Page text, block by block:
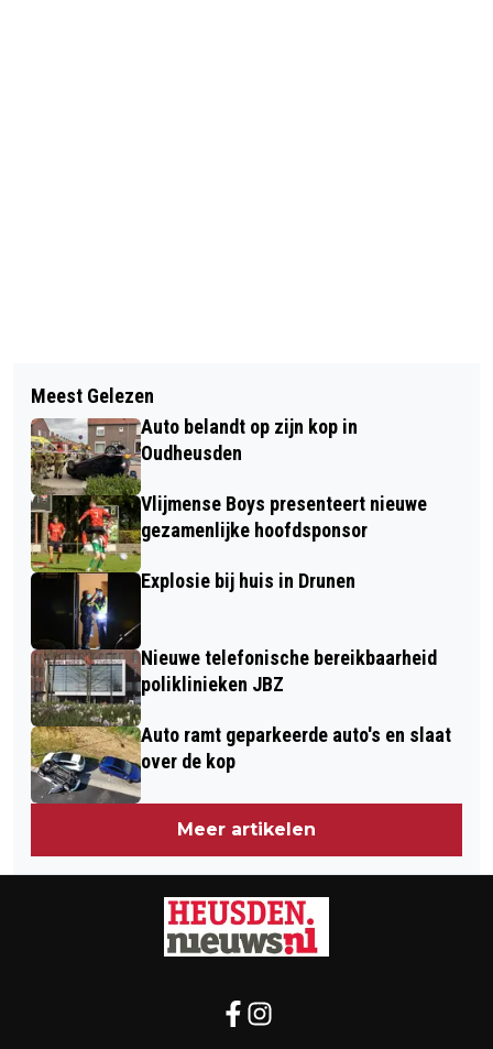
BENDEFESTIJN 2025: EEN MAGISCHE
REIS DOOR TIJD EN VERBEELDING IN
NIEUWKUIJK
HEUSDEN DRAAIT OP VOOR 66
MILJOEN AAN GOL-KOSTEN
Meest Gelezen
Auto belandt op zijn kop in
Oudheusden
Vlijmense Boys presenteert nieuwe
gezamenlijke hoofdsponsor
Explosie bij huis in Drunen
Nieuwe telefonische bereikbaarheid
poliklinieken JBZ
Auto ramt geparkeerde auto's en slaat
over de kop
Meer artikelen